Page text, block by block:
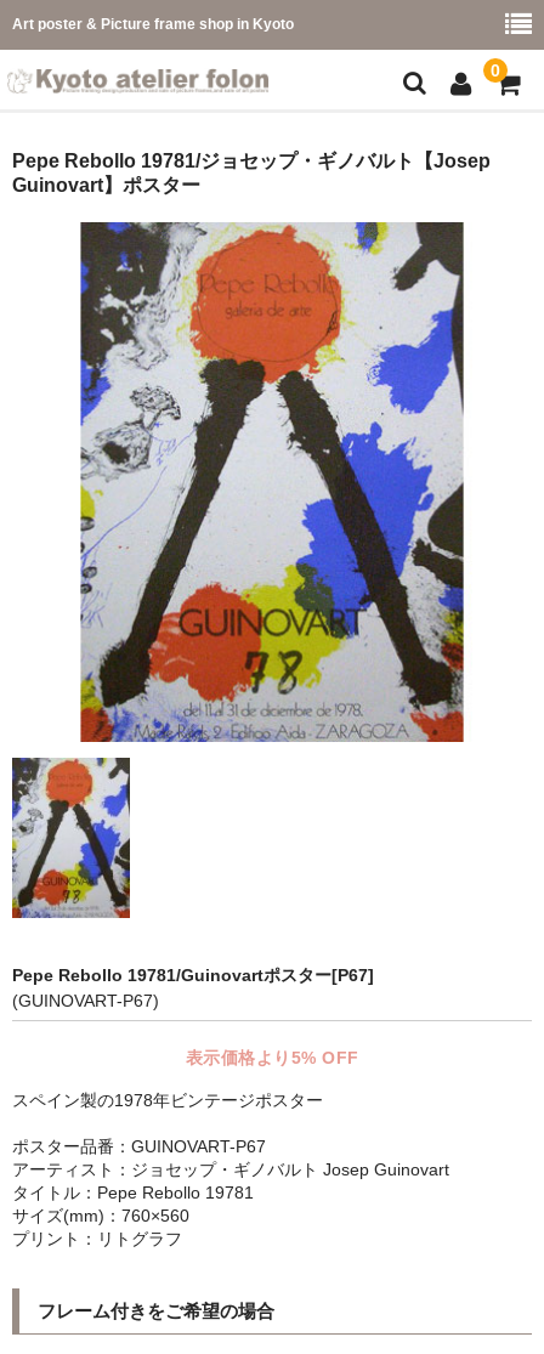
Art poster & Picture frame shop in Kyoto
0
フレーム一覧
カラー別
イメージ別
フレーム幅別
価格コード別
こどもさくひんフレーム
幅広マット付額縁フレーム-展覧会などに-
マット付額縁フレーム-おしゃれな空間に-
オプション品
仕様変更
マット・インナー
吊りフック
吊り金具＆ヒモセット
簡単スタンド
額装テープ
LP・CDフレーム
シンプルLPフレームセット
CD紙ジャケフレーム
アートポスター
Instagram紹介商品
Pepe Rebollo 19781/ジョセップ・ギノバルト【Josep
Guinovart】ポスター
Pepe Rebollo 19781/Guinovartポスター[P67]
(GUINOVART-P67)
表示価格より5% OFF
スペイン製の1978年ビンテージポスター
ポスター品番：GUINOVART-P67
アーティスト：ジョセップ・ギノバルト Josep Guinovart
タイトル：Pepe Rebollo 19781
サイズ(mm)：760×560
プリント：リトグラフ
フレーム付きをご希望の場合